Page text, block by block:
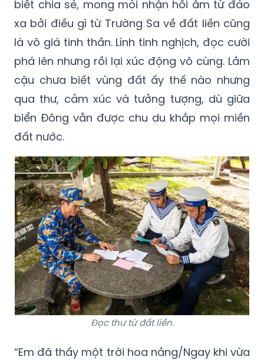
biết chia sẻ, mong mỏi nhận hồi âm từ đảo
xa bởi điều gì từ Trường Sa về đất liền cũng
là vô giá tinh thần. Lính tinh nghịch, đọc cười
phá lên nhưng rồi lại xúc động vô cùng. Lắm
cậu chưa biết vùng đất ấy thế nào nhưng
qua thư, cảm xúc và tưởng tượng, dù giữa
biển Đông vẫn được chu du khắp mọi miền
đất nước.
Đọc thư từ đất liền.
“Em đã thấy một trời hoa nắng/Ngay khi vừa